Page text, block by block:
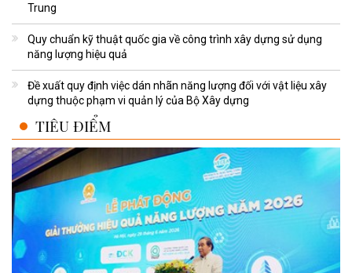
Trung
Quy chuẩn kỹ thuật quốc gia về công trình xây dựng sử dụng
năng lượng hiệu quả
Đề xuất quy định việc dán nhãn năng lượng đối với vật liệu xây
dựng thuộc phạm vi quản lý của Bộ Xây dựng
TIÊU ĐIỂM